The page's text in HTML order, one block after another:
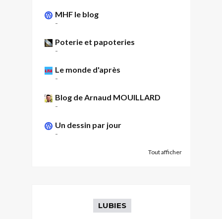
MHF le blog
-
Poterie et papoteries
-
Le monde d'après
-
Blog de Arnaud MOUILLARD
-
Un dessin par jour
-
Tout afficher
LUBIES